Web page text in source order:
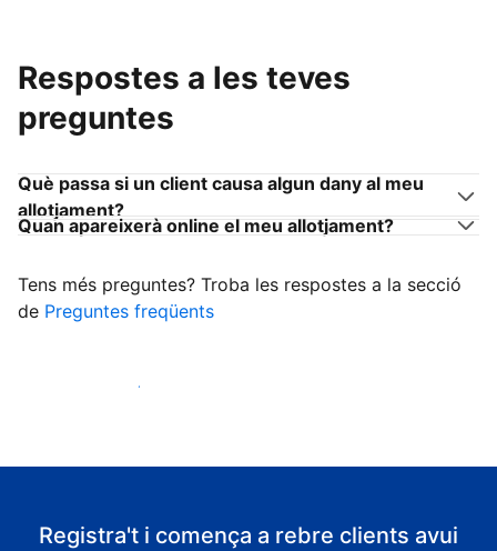
Respostes a les teves
preguntes
Què passa si un client causa algun dany al meu
allotjament?
Quan apareixerà online el meu allotjament?
Tens més preguntes? Troba les respostes a la secció
de Preguntes freqüents
Comença a rebre clients
Registra't i comença a rebre clients avui